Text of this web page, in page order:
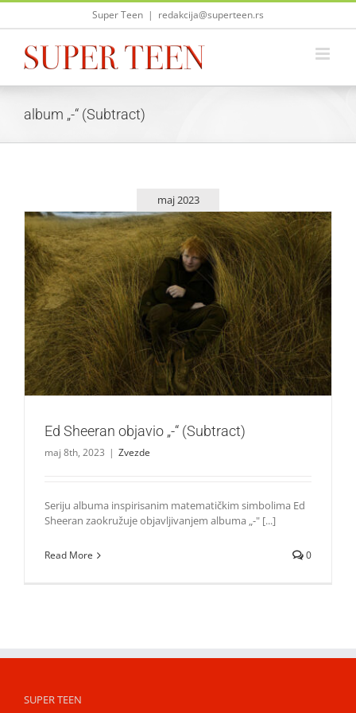
Skip
Super Teen | redakcija@superteen.rs
album „-“ (Subtract)
maj 2023
Ed Sheeran objavio „-“ (Subtract)
Zvezde
Ed Sheeran objavio „-“ (Subtract)
maj 8th, 2023 | Zvezde
Seriju albuma inspirisanim matematičkim simbolima Ed
Sheeran zaokružuje objavljivanjem albuma „-" [...]
Read More 0
SUPER TEEN